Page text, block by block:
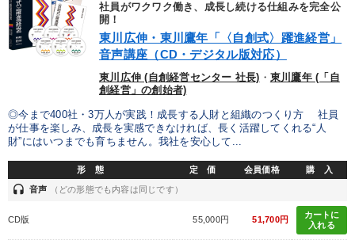
社員がワクワク働き、成長し続ける仕組みを完全公
開！
東川広伸・東川鷹年「〈自創式〉躍進経営」
音声講座（CD・デジタル版対応）
東川広伸 (自創経営センター 社長) ・ 東川鷹年 (「自
創経営」の創始者)
◎今まで400社・3万人が実践！成長する人財と組織のつくり方 社員
が仕事を楽しみ、成長を実感できなければ、長く活躍してくれる“人
財”にはいつまでも育ちません。我社を安心して...
形 態 定 価 会員価格 購 入
headset 音声 （どの形態でも内容は同じです）
CD版 55,000円 51,700円
カートに
入れる